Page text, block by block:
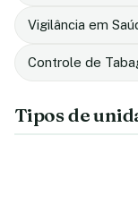
Vigilância em
Controle de
Tipos de